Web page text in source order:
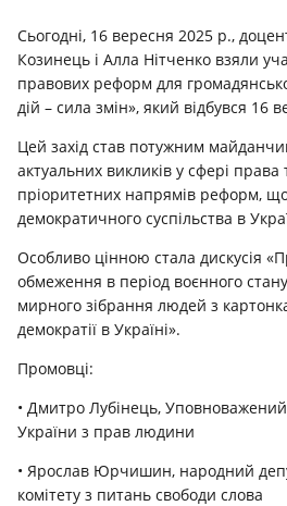
Сьогодні, 16 вересня 2025 р.,
Козинець і Алла Нітченко взяли
правових реформ для
дій – сила змін», який відбувся 16
Цей захід став потужним
актуальних викликів у сфері
пріоритетних напрямів реформ,
демократичного суспільства в
Особливо цінною стала дискусія
обмеження в період воєнного
мирного зібрання людей з
демократії в Україні».
Промовці:
• Дмитро Лубінець,
України з прав людини
• Ярослав Юрчишин, народний
комітету з питань свободи слова